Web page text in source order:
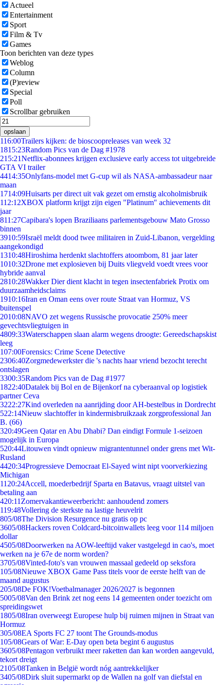
Actueel
Entertainment
Sport
Film & Tv
Games
Toon berichten van deze types
Weblog
Column
(P)review
Special
Poll
Scrollbar gebruiken
opslaan
116:00Trailers kijken: de bioscoopreleases van week 32
1815:23Random Pics van de Dag #1978
215:21Netflix-abonnees krijgen exclusieve early access tot uitgebreide
GTA VI trailer
4414:35Onlyfans-model met G-cup wil als NASA-ambassadeur naar
maan
1714:09Huisarts per direct uit vak gezet om ernstig alcoholmisbruik
112:12XBOX platform krijgt zijn eigen "Platinum" achievements dit
jaar
811:27Capibara's lopen Braziliaans parlementsgebouw Mato Grosso
binnen
3910:59Israël meldt dood twee militairen in Zuid-Libanon, vergelding
aangekondigd
1310:48Hiroshima herdenkt slachtoffers atoombom, 81 jaar later
1010:32Drone met explosieven bij Duits vliegveld voedt vrees voor
hybride aanval
2810:28Wakker Dier dient klacht in tegen insectenfabriek Protix om
duurzaamheidsclaims
1910:16Iran en Oman eens over route Straat van Hormuz, VS
buitenspel
2010:08NAVO zet wegens Russische provocatie 250% meer
gevechtsvliegtuigen in
4809:33Waterschappen slaan alarm wegens droogte: Gereedschapskist
leeg
107:00Forensics: Crime Scene Detective
2306:40Zorgmedewerkster die 's nachts haar vriend bezocht terecht
ontslagen
3300:35Random Pics van de Dag #1977
1822:40Datalek bij Bol en de Bijenkorf na cyberaanval op logistiek
partner Ceva
3222:27Kind overleden na aanrijding door AH-bestelbus in Dordrecht
522:14Nieuw slachtoffer in kindermisbruikzaak zorgprofessional Jan
B. (66)
320:49Geen Qatar en Abu Dhabi? Dan eindigt Formule 1-seizoen
mogelijk in Europa
520:44Litouwen vindt opnieuw migrantentunnel onder grens met Wit-
Rusland
4420:34Progressieve Democraat El-Sayed wint nipt voorverkiezing
Michigan
11 20:24Accell, moederbedrijf Sparta en Batavus, vraagt uitstel van
betaling aan
420:11 Zomervakantieweerbericht: aanhoudend zomers
119:48Vollering de sterkste na lastige heuvelrit
805/08The Division Resurgence nu gratis op pc
3605/08Hackers roven Coldcard-bitcoinwallets leeg voor 114 miljoen
dollar
4505/08Doorwerken na AOW-leeftijd vaker vastgelegd in cao's, moet
werken na je 67e de norm worden?
3705/08Vinted-foto's van vrouwen massaal gedeeld op seksfora
105/08Nieuwe XBOX Game Pass titels voor de eerste helft van de
maand augustus
205/08De FOK!Voetbalmanager 2026/2027 is begonnen
5005/08Van den Brink zet nog eens 14 gemeenten onder toezicht om
spreidingswet
1805/08Iran overweegt Europese hulp bij ruimen mijnen in Straat van
Hormuz
305/08EA Sports FC 27 toont The Grounds-modus
105/08Gears of War: E-Day open beta begint 6 augustus
3605/08Pentagon verbruikt meer raketten dan kan worden aangevuld,
tekort dreigt
2105/08Tanken in België wordt nóg aantrekkelijker
3405/08Dirk sluit supermarkt op de Wallen na golf van diefstal en